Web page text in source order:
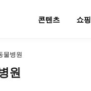
콘텐츠 쇼핑
물병원
원